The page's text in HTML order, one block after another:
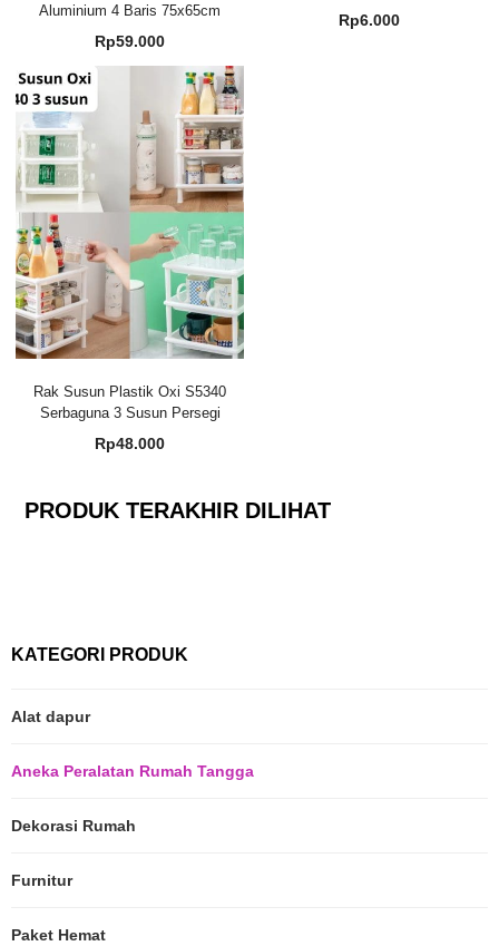
Aluminium 4 Baris 75x65cm
Rp59.000
Rp6.000
Rak Susun Plastik Oxi S5340
Serbaguna 3 Susun Persegi
Rp48.000
PRODUK TERAKHIR DILIHAT
KATEGORI PRODUK
Alat dapur
Aneka Peralatan Rumah Tangga
Dekorasi Rumah
Furnitur
Paket Hemat